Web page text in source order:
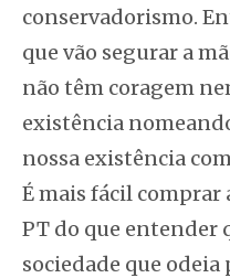
conservadorismo.
que vão segurar a
não têm coragem
existência
nossa existência
É mais fácil comprar
PT do que entender
sociedade que